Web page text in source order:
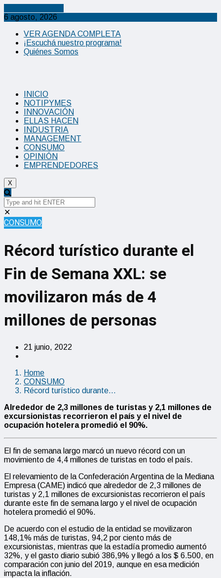
6 agosto, 2026
VER AGENDA COMPLETA
¡Escuchá nuestro programa!
Quiénes Somos
INICIO
NOTIPYMES
INNOVACIÓN
ELLAS HACEN
INDUSTRIA
MANAGEMENT
CONSUMO
OPINIÓN
EMPRENDEDORES
X
✕
CONSUMO
Récord turístico durante el
Fin de Semana XXL: se
movilizaron más de 4
millones de personas
21 junio, 2022
Home
CONSUMO
Récord turístico durante…
A lrededor de 2,3 millones de turistas y 2,1 millones de
excursionistas recorrieron el país y el nivel de
ocupación hotelera promedió el 90%.
El fin de semana largo marcó un nuevo récord con un
movimiento de 4,4 millones de turistas en todo el país.
El relevamiento de la Confederación Argentina de la Mediana
Empresa (CAME) indicó que alrededor de 2,3 millones de
turistas y 2,1 millones de excursionistas recorrieron el país
durante este fin de semana largo y el nivel de ocupación
hotelera promedió el 90%.
De acuerdo con el estudio de la entidad se movilizaron
148,1% más de turistas, 94,2 por ciento más de
excursionistas, mientras que la estadía promedio aumentó
32%, y el gasto diario subió 386,9% y llegó a los $ 6.500, en
comparación con junio del 2019, aunque en esa medición
impacta la inflación.